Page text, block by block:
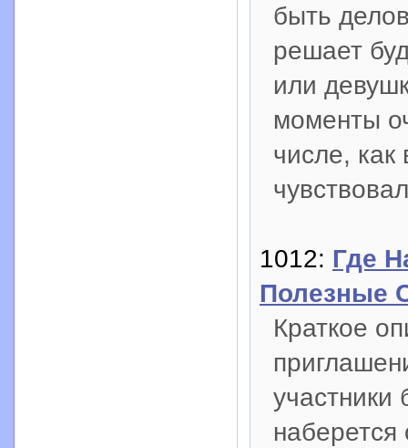
быть
решает
или
моменты
числе,
1012: Где
Полезные
Краткое
участники
наберется